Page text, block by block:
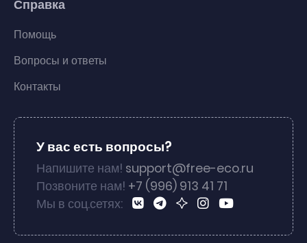
Справка
Помощь
Вопросы и ответы
Контакты
У вас есть вопросы?
Напишите нам! support@free-eco.ru
Позвоните нам! +7 (996) 913 41 71
Мы в соц.сетях: